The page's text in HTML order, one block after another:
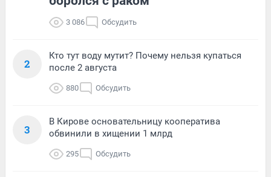
3 086 Обсудить
2
Кто тут воду мутит? Почему нельзя купаться
после 2 августа
880 Обсудить
3
В Кирове основательницу кооператива
обвинили в хищении 1 млрд
295 Обсудить